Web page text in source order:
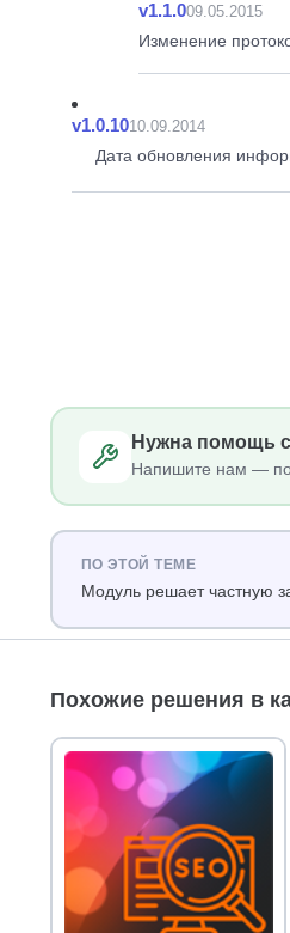
v1.1.009.05.2015
Изменение
v1.0.1010.09.2014
Дата обновления
Нужна помощь
Напишите нам —
ПО ЭТОЙ ТЕМЕ
Модуль решает частную
Похожие решения в